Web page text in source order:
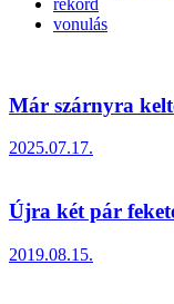
vonulás
Már szárnyra
2025.07.17.
Újra két pár
2019.08.15.